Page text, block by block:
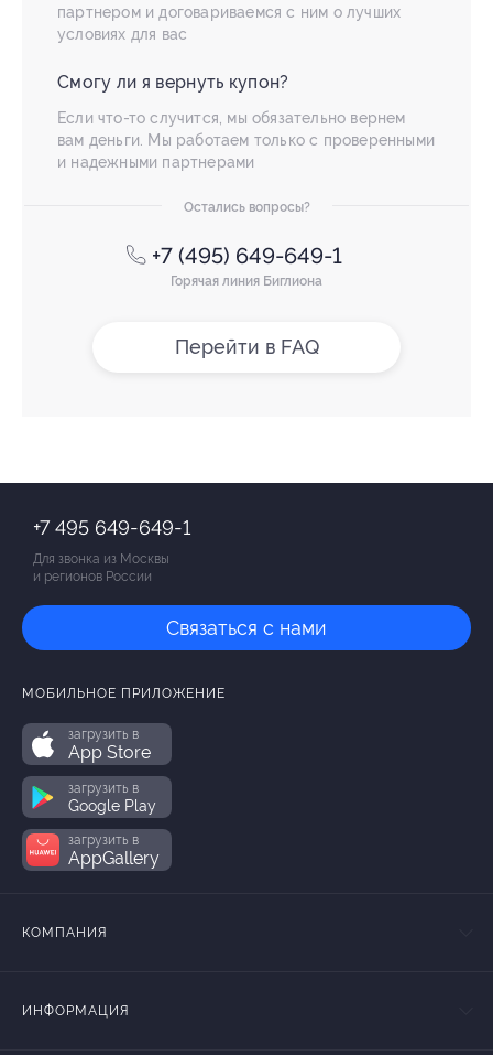
партнером и договариваемся с ним о лучших
условиях для вас
Смогу ли я вернуть купон?
Если что-то случится, мы обязательно вернем
вам деньги. Мы работаем только с проверенными
и надежными партнерами
Остались вопросы?
+7 (495) 649-649-1
Горячая линия Биглиона
Перейти в FAQ
+7 495 649-649-1
Для звонка из Москвы
и регионов России
Связаться с нами
МОБИЛЬНОЕ ПРИЛОЖЕНИЕ
загрузить в
App Store
загрузить в
Google Play
загрузить в
AppGallery
КОМПАНИЯ
ИНФОРМАЦИЯ